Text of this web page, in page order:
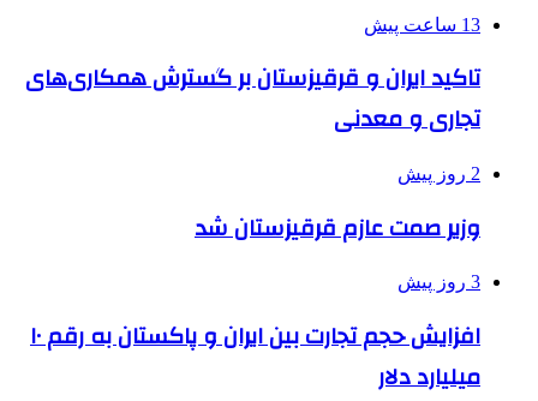
13 ساعت پیش
تاکید ایران و قرقیزستان بر گسترش همکاری‌های
تجاری و معدنی
2 روز پیش
وزیر صمت عازم قرقیزستان شد
3 روز پیش
افزایش حجم تجارت بین ایران و پاکستان به رقم ۱۰
میلیارد دلار